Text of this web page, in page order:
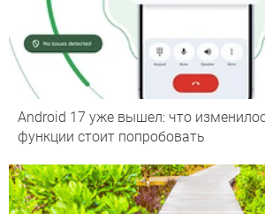
Android 17 уже вышел: что
функции стоит попробовать